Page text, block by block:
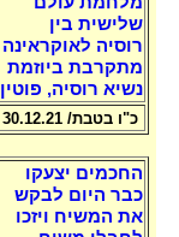
שלישית בין
רוסיה לאוקראינה
מתקרבת ביוזמת
נשיא רוסיה, פוטין
כ"ו בטבת/ 30.12.21
החכמים יצעקו
כבר היום לבקש
את המשיח ויזכו